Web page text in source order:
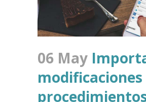
06 May
modificaciones